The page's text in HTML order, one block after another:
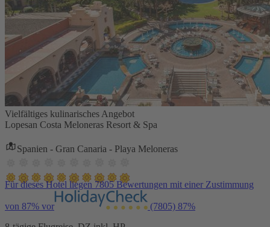
Vielfältiges kulinarisches Angebot
Lopesan Costa Meloneras Resort & Spa
Spanien - Gran Canaria - Playa Meloneras
Für dieses Hotel liegen 7805 Bewertungen mit einer Zustimmung
von 87% vor (7805) 87%